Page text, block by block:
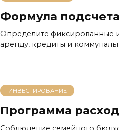
Формула
Определите фиксированные
аренду, кредиты и
ИНВЕСТИРОВАНИЕ
Программа